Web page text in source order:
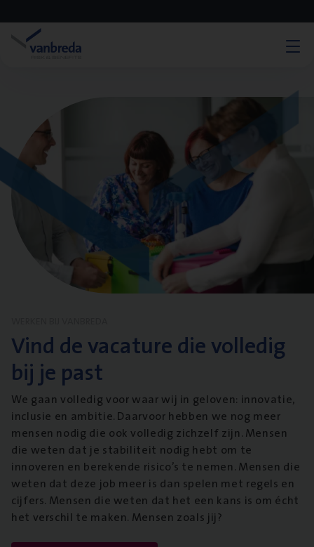
Vind de vacature die volledig
bij je past
We gaan volledig voor waar wij in geloven: innovatie,
inclusie en ambitie. Daarvoor hebben we nog meer
mensen nodig die ook volledig zichzelf zijn. Mensen
die weten dat je stabiliteit nodig hebt om te
innoveren en berekende risico’s te nemen. Mensen die
weten dat deze job meer is dan spelen met regels en
cijfers. Mensen die weten dat het een kans is om écht
het verschil te maken. Mensen zoals jij?